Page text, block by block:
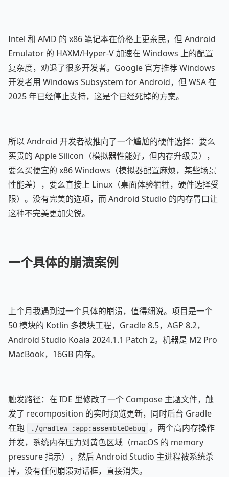
Intel 和 AMD 的 x86 笔记本在价格上更亲民，但 Android
Emulator 的 HAXM/Hyper-V 加速在 Windows 上的配置
复杂度，劝退了很多开发者。Google 官方推荐 Windows
开发者用 Windows Subsystem for Android，但 WSA 在
2025 年已经停止支持，这是个已经死掉的方案。
所以 Android 开发者被推向了一个尴尬的硬件选择：要么
买贵的 Apple Silicon（模拟器性能好，但内存升级贵），
要么买便宜的 x86 Windows（模拟器配置麻烦，某些场景
性能差），要么直接上 Linux（桌面体验牺牲，硬件选择受
限）。没有完美的选项，而 Android Studio 的内存胃口让
这种不完美更加尖锐。
一个具体的崩溃案例
上个月我遇到过一个具体的崩溃，值得细说。项目是一个
50 模块的 Kotlin 多模块工程，Gradle 8.5，AGP 8.2，
Android Studio Koala 2024.1.1 Patch 2。机器是 M2 Pro
MacBook，16GB 内存。
触发路径：在 IDE 里修改了一个 Compose 主题文件，触
发了 recomposition 的实时预览更新，同时后台 Gradle
在跑
./gradlew :app:assembleDebug 。两个高内存操作
并发，系统内存压力到黄色区域（macOS 的 memory
pressure 指示），然后 Android Studio 主进程被系统杀
掉，没有任何崩溃对话框，直接消失。